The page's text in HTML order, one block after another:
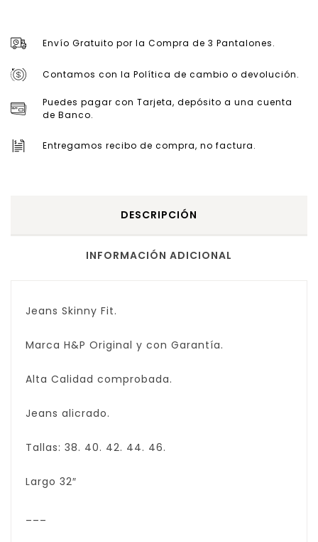
Envío Gratuito por la Compra de 3 Pantalones.
Contamos con la Política de cambio o devolución.
Puedes pagar con Tarjeta, depósito a una cuenta
de Banco.
Entregamos recibo de compra, no factura.
DESCRIPCIÓN
INFORMACIÓN ADICIONAL
Jeans Skinny Fit.
Marca H&P Original y con Garantía.
Alta Calidad comprobada.
Jeans alicrado.
Tallas: 38. 40. 42. 44. 46.
Largo 32″